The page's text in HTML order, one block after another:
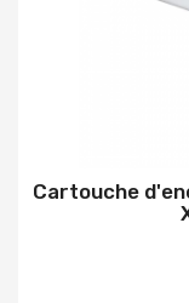
Cartouche